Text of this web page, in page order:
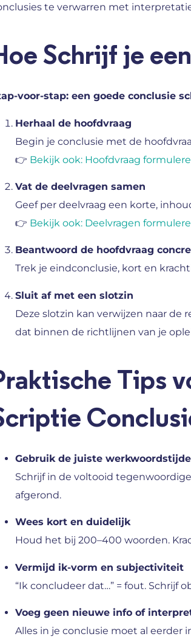
te verwarren met
Schrijf je
voor-stap: een goede conclusie
Herhaal de hoofdvraag
Begin je conclusie met de
👉 Bekijk ook: Hoofdvraag
Vat de deelvragen samen
Geef per deelvraag een korte,
👉 Bekijk ook: Deelvragen
Beantwoord de hoofdvraag
Trek je eindconclusie, kort en
Sluit af met een slotzin
Deze slotzin kan verwijzen naar
dat binnen de richtlijnen van je
Tips
Gebruik de juiste
Schrijf in de voltooid
afgerond.
Wees kort en duidelijk
Houd het bij 200–400 woorden.
Vermijd ik-vorm en subjectiviteit
“Ik concludeer dat…” = fout. Schrijf
Voeg geen nieuwe info of
Alles in je conclusie moet al eerder